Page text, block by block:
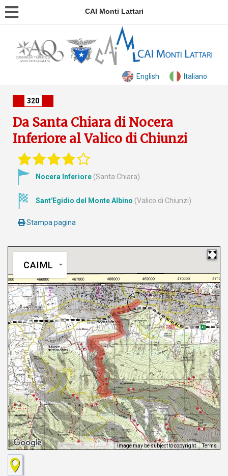
CAI Monti Lattari
English Italiano
320
Da Santa Chiara di Nocera
Inferiore al Valico di Chiunzi
Nocera Inferiore (Santa Chiara)
Sant'Egidio del Monte Albino (Valico di Chiunzi)
Stampa pagina
CAIML
Image may be subject to copyright Terms